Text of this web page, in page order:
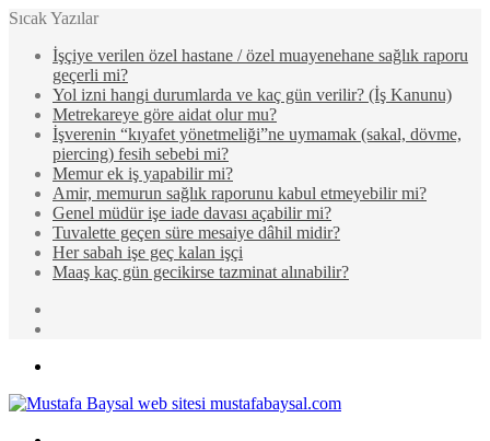
Sıcak Yazılar
İşçiye verilen özel hastane / özel muayenehane sağlık raporu
geçerli mi?
Yol izni hangi durumlarda ve kaç gün verilir? (İş Kanunu)
Metrekareye göre aidat olur mu?
İşverenin “kıyafet yönetmeliği”ne uymamak (sakal, dövme,
piercing) fesih sebebi mi?
Memur ek iş yapabilir mi?
Amir, memurun sağlık raporunu kabul etmeyebilir mi?
Genel müdür işe iade davası açabilir mi?
Tuvalette geçen süre mesaiye dâhil midir?
Her sabah işe geç kalan işçi
Maaş kaç gün gecikirse tazminat alınabilir?